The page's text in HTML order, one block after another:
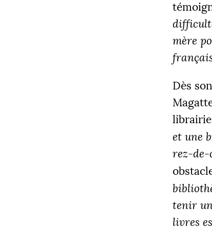
mère
Dès
et une
rez-de-
tenir un
livres
12